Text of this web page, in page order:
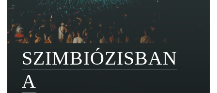
SZIMBIÓZISBAN
A